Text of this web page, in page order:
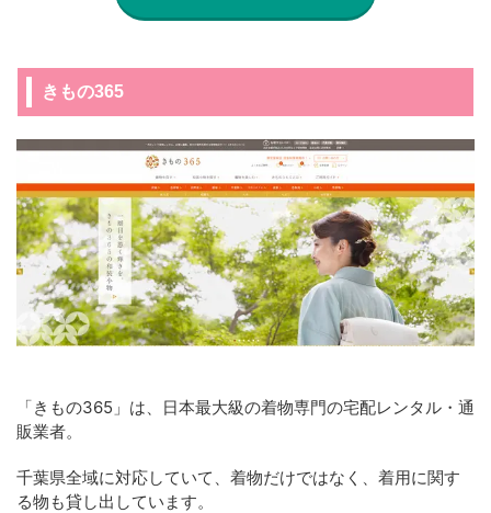
きもの365
「きもの365」は、日本最大級の着物専門の宅配レンタル・通
販業者。
千葉県全域に対応していて、着物だけではなく、着用に関す
る物も貸し出しています。